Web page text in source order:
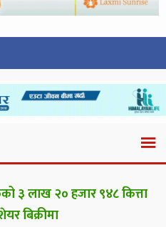
३ लाख २० हजार ९४८ कित्ता
बिक्रीमा